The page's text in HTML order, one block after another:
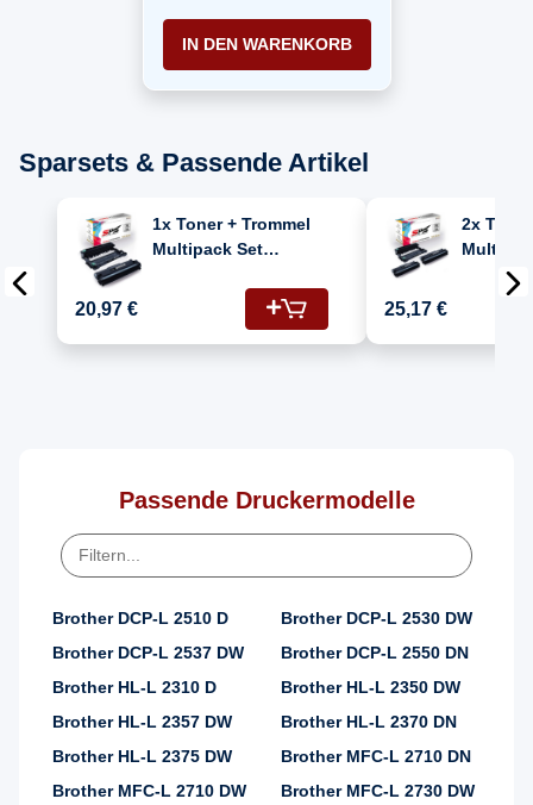
IN DEN WARENKORB
Sparsets & Passende Artikel
1x Toner + Trommel
Multipack Set
Brother DCP-L 2510
(DR-2400, TN-2420)
20,97 €
2x
Brother
25,17 €
Passende Druckermodelle
Brother DCP-L 2510 D
Brother DCP-L 2530 DW
Brother DCP-L 2537 DW
Brother DCP-L 2550 DN
Brother HL-L 2310 D
Brother HL-L 2350 DW
Brother HL-L 2357 DW
Brother HL-L 2370 DN
Brother HL-L 2375 DW
Brother MFC-L 2710 DN
Brother MFC-L 2710 DW
Brother MFC-L 2730 DW